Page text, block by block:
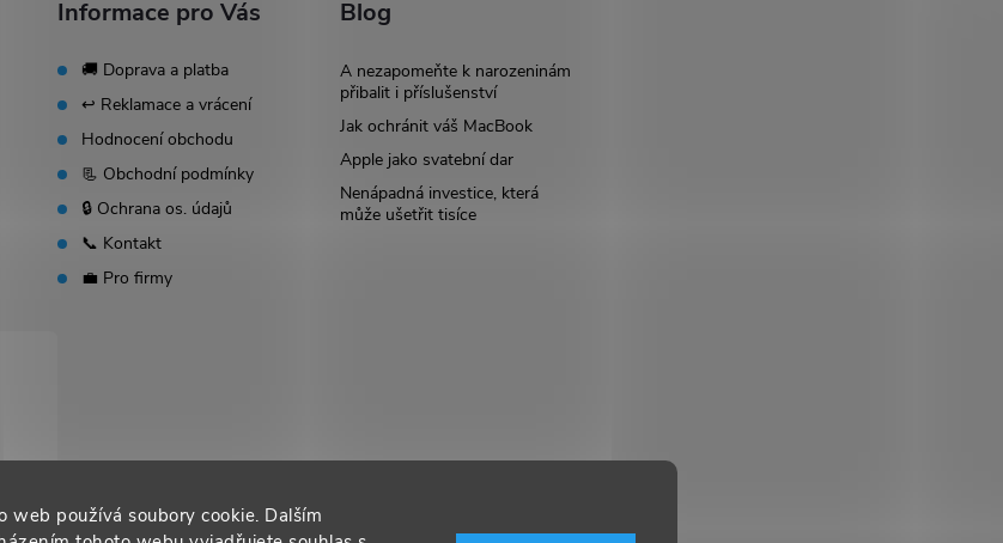
web používá soubory cookie. Dalším
Informace pro Vás
🚚 Doprava a platba
↩️ Reklamace a vrácení
Hodnocení obchodu
📃 Obchodní podmínky
🔒 Ochrana os. údajů
📞 Kontakt
💼 Pro firmy
Blog
A nezapomeňte k narozeninám
přibalit i příslušenství
Jak ochránit váš MacBook
Apple jako svatební dar
Nenápadná investice, která
může ušetřit tisíce